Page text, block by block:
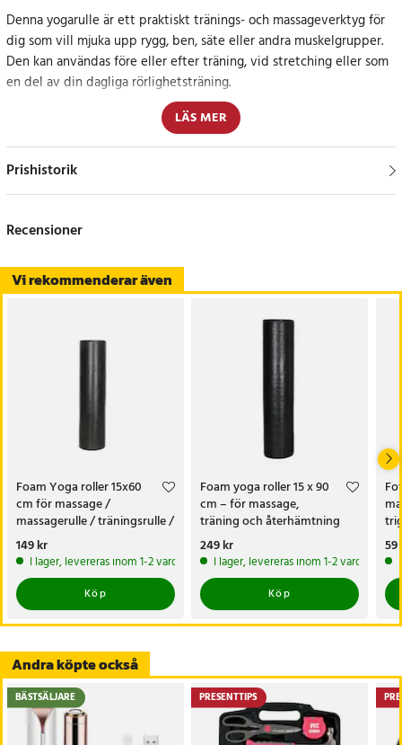
Denna yogarulle är ett praktiskt tränings- och massageverktyg för
dig som vill mjuka upp rygg, ben, säte eller andra muskelgrupper.
Den kan användas före eller efter träning, vid stretching eller som
en del av din dagliga rörlighetsträning.
Den strukturerade ytan ger ett tydligt tryck mot musklerna och
kan hjälpa till att lösa upp spänningar och öka blodcirkulationen.
EPP-materialet gör rullen lätt, slitstark och enkel att ta med till
Specifikation
- Storlek: Ø15 x 45 cm
- Färg: Svart
LÄS MER
Prishistorik
Vi rekommenderar även
Foam Yoga roller 15x60
cm för massage /
massagerulle / träningsrulle /
pilatesrulle / balansrulle
Pris:149 kr
149 kr
I lager, levereras inom 1-2 vardagar
Köp
Foam yoga roller 15 x 90
cm – för massage,
träning och återhämtning
Pris:249 kr
249 kr
I lager, levereras inom 1-2 vardagar
Köp
59
Recensioner
Andra köpte också
BÄSTSÄLJARE PRESENTTIPS